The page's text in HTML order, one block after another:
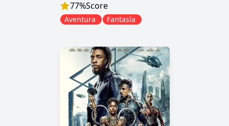
77%Score
Aventura Fantasía